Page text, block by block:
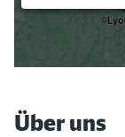
Über uns